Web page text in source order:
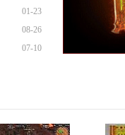
01-23
08-26
07-10